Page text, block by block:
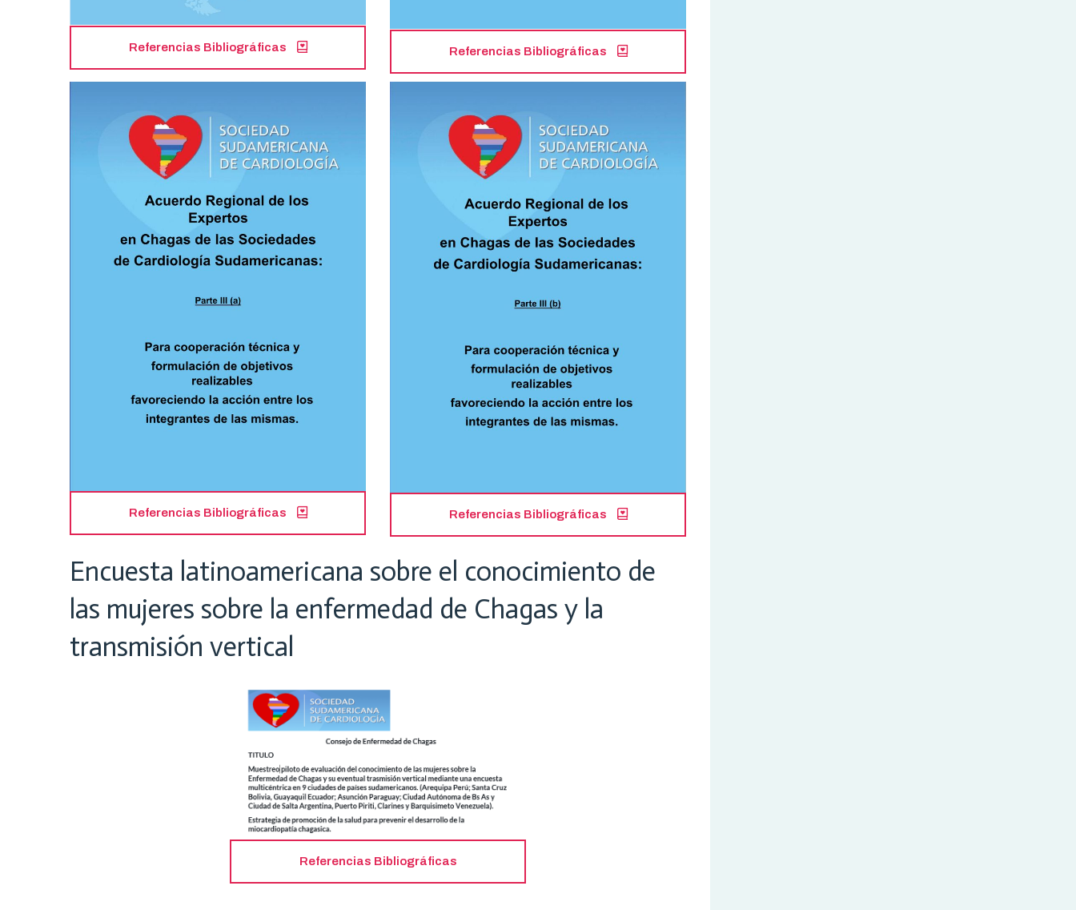
Referencias Bibliográficas Referencias Bibliográficas
Referencias Bibliográficas Referencias Bibliográficas
Encuesta latinoamericana sobre el conocimiento de
las mujeres sobre la enfermedad de Chagas y la
transmisión vertical
Referencias Bibliográficas